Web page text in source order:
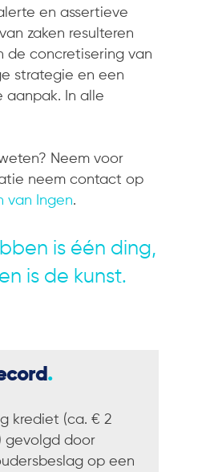
en assertieve
zaken resulteren
de concretisering van
strategie en een
aanpak. In alle
Neem voor
neem contact op
van Ingen.
is één ding,
is de kunst.
.
krediet (ca. € 2
gevolgd door
op een